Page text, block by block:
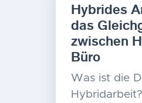
Hybrides
das
zwischen
Büro
Was ist die